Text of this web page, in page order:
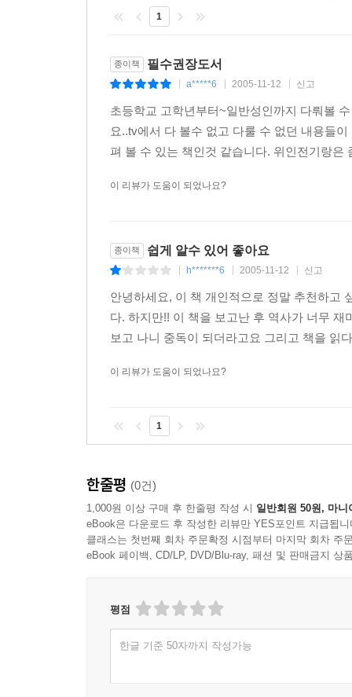
1
종이책 필수권장도서
a*****6 2005-11-12 신고
초등학교 고학년부터~일반성인까지 다뤄볼
요..tv에서 다 볼수 없고 다룰 수 없던 내용들
펴 볼 수 있는 책인것 같습니다. 위인전기랑
이 리뷰가 도움이 되었나요?
종이책 쉽게 알수 있어 좋아요
h*******6 2005-11-12 신고
안녕하세요, 이 책 개인적으로 정말 추천하고
다. 하지만!! 이 책을 보고난 후 역사가 너무
보고 나니 중독이 되더라고요 그리고 책을 읽
이 리뷰가 도움이 되었나요?
1
한줄평 (0건)
1,000원 이상 구매 후 한줄평 작성 시 일반회원 50원, 마니
eBook은 다운로드 후 작성한 리뷰만 YES포인트 지급됩니
클래스는 첫번째 회차 주문확정 시점부터 마지막 회차 주
eBook 페이백, CD/LP, DVD/Blu-ray, 패션 및 판매금지 상
평점
한글 기준 50자까지 작성가능